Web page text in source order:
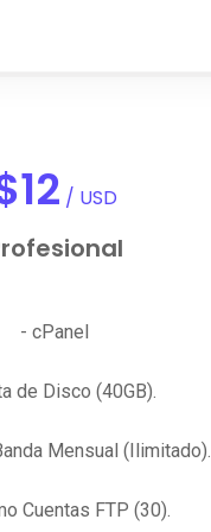
12 / USD
- cPanel
de Disco (40GB).
Mensual (Ilimitado).
Cuentas FTP (30).